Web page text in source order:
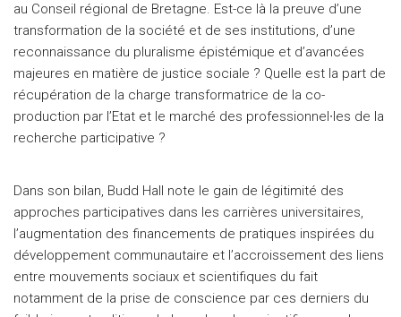
au Conseil régional de Bretagne. Est-ce là la preuve d’une
transformation de la société et de ses institutions, d’une
reconnaissance du pluralisme épistémique et d’avancées
majeures en matière de justice sociale ? Quelle est la part de
récupération de la charge transformatrice de la co-
production par l’Etat et le marché des professionnel∙les de la
recherche participative ?
Dans son bilan, Budd Hall note le gain de légitimité des
approches participatives dans les carrières universitaires,
l’augmentation des financements de pratiques inspirées du
développement communautaire et l’accroissement des liens
entre mouvements sociaux et scientifiques du fait
notamment de la prise de conscience par ces derniers du